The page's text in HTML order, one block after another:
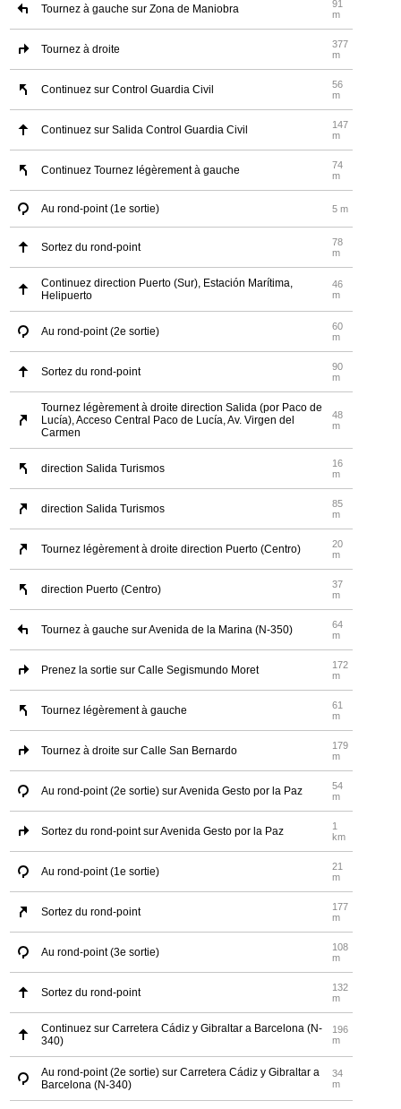
Tournez à gauche sur Zona de Maniobra
91
m
Tournez à droite
377
m
Continuez sur Control Guardia Civil
56
m
Continuez sur Salida Control Guardia Civil
147
m
Continuez Tournez légèrement à gauche
74
m
Au rond-point (1e sortie) 5 m
Sortez du rond-point
78
m
Continuez direction Puerto (Sur), Estación Marítima,
Helipuerto
46
m
Au rond-point (2e sortie)
60
m
Sortez du rond-point
90
m
Tournez légèrement à droite direction Salida (por Paco de
Lucía), Acceso Central Paco de Lucía, Av. Virgen del
Carmen
48
m
direction Salida Turismos
16
m
direction Salida Turismos
85
m
Tournez légèrement à droite direction Puerto (Centro)
20
m
direction Puerto (Centro)
37
m
Tournez à gauche sur Avenida de la Marina (N-350)
64
m
Prenez la sortie sur Calle Segismundo Moret
172
m
Tournez légèrement à gauche
61
m
Tournez à droite sur Calle San Bernardo
179
m
Au rond-point (2e sortie) sur Avenida Gesto por la Paz
54
m
Sortez du rond-point sur Avenida Gesto por la Paz
1
km
Au rond-point (1e sortie)
21
m
Sortez du rond-point
177
m
Au rond-point (3e sortie)
108
m
Sortez du rond-point
132
m
Continuez sur Carretera Cádiz y Gibraltar a Barcelona (N-
340)
196
m
Au rond-point (2e sortie) sur Carretera Cádiz y Gibraltar a
Barcelona (N-340)
34
m